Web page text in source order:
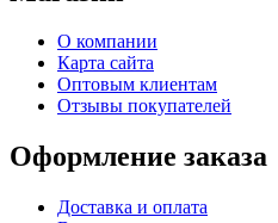
О компании
Карта сайта
Оптовым клиентам
Отзывы покупателей
Оформление заказа
Доставка и оплата